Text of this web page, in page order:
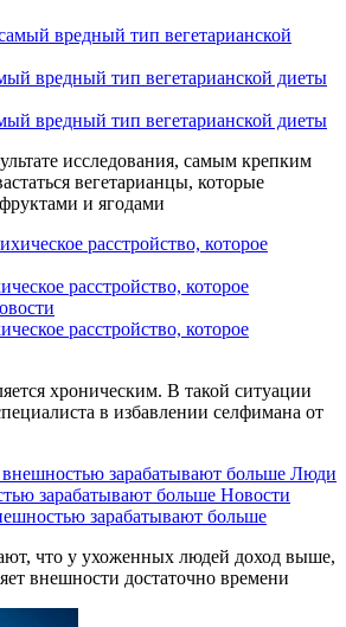
вредный тип вегетарианской диеты
вредный тип вегетарианской диеты
исследования, самым крепким
вегетарианцы, которые
и ягодами
расстройство, которое
расстройство, которое
хроническим. В такой ситуации
в избавлении селфимана от
Люди
зарабатывают больше Новости
зарабатывают больше
что у ухоженных людей доход выше,
внешности достаточно времени